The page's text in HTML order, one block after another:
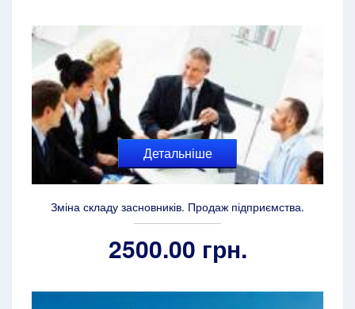
Детальніше
Зміна складу засновників. Продаж підприємства.
2500.00 грн.